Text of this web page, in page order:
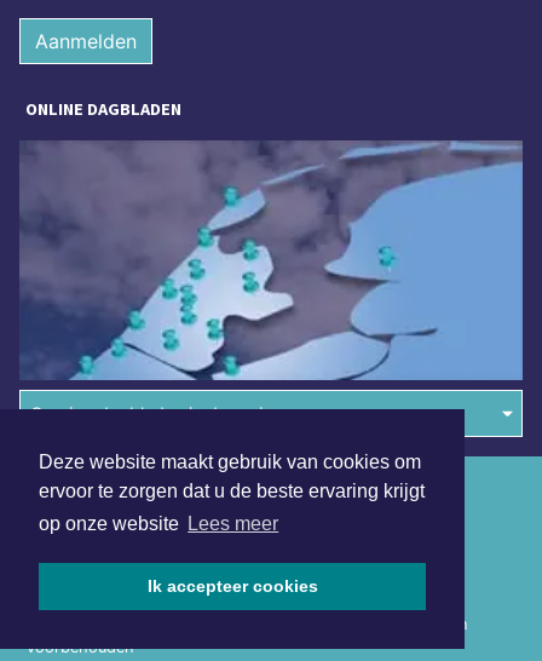
Deze website maakt gebruik van cookies om
ervoor te zorgen dat u de beste ervaring krijgt
op onze website Lees meer
Ik accepteer cookies
Aanmelden
ONLINE DAGBLADEN
Overige dagbladen in de regio
Copyright (c) 2026 | Drechterlandsdagblad.nl - Alle rechten
voorbehouden
Algemene voorwaarden
Disclaimer